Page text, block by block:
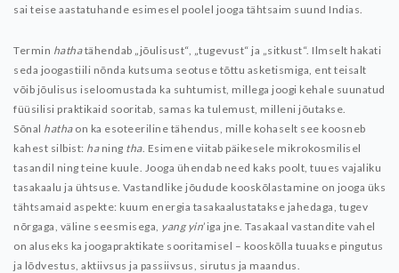
sai teise aastatuhande esimesel poolel jooga tähtsaim suund Indias.
Termin hathatähendab „jõulisust“, „tugevust“ ja „sitkust“. Ilmselt hakati
seda joogastiili nõnda kutsuma seotuse tõttu asketismiga, ent teisalt
võib jõulisus iseloomustada ka suhtumist, millega joogi kehale suunatud
füüsilisi praktikaid sooritab, samas ka tulemust, milleni jõutakse.
Sõnal hathaon ka esoteeriline tähendus, mille kohaselt see koosneb
kahest silbist: haning tha. Esimene viitab päikesele mikrokosmilisel
tasandil ning teine kuule. Jooga ühendab need kaks poolt, tuues vajaliku
tasakaalu ja ühtsuse. Vastandlike jõudude kooskõlastamine on jooga üks
tähtsamaid aspekte: kuum energia tasakaalustatakse jahedaga, tugev
nõrgaga, väline seesmisega, yang yin’iga jne. Tasakaal vastandite vahel
on aluseks ka joogapraktikate sooritamisel – kooskõlla tuuakse pingutus
ja lõdvestus, aktiivsus ja passiivsus, sirutus ja maandus.